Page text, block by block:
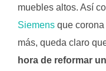
muebles altos. Así
Siemens que
más, queda claro
hora de reformar